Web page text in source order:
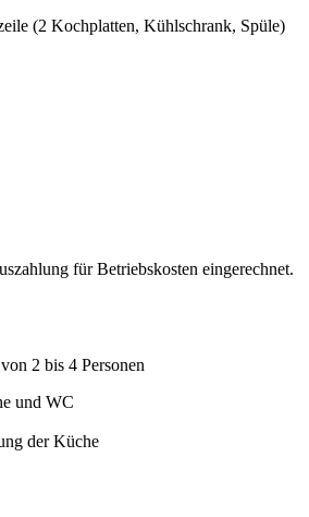
(2 Kochplatten, Kühlschrank, Spüle)
für Betriebskosten eingerechnet.
2 bis 4 Personen
und WC
der Küche